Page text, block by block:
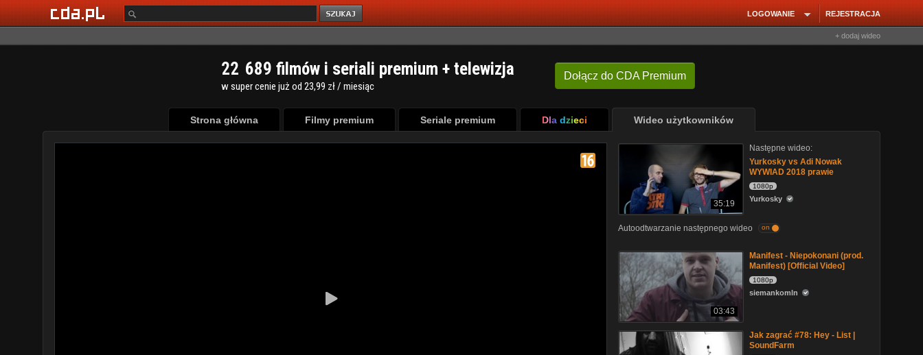
REJESTRACJA
LOGOWANIE
+ dodaj wideo
Dołącz do CDA Premium
22 689 filmów i seriali premium + telewizja
w super cenie już od 23,99 zł / miesiąc
Strona główna Filmy premium Seriale premium Dla dzieci Wideo użytkowników
35:19
Następne wideo:
Yurkosky vs Adi Nowak
WYWIAD 2018 prawie
1080p
Yurkosky
Autoodtwarzanie następnego wideo on
03:43
Manifest - Niepokonani (prod.
Manifest) [Official Video]
1080p
siemankomln
Jak zagrać #78: Hey - List |
SoundFarm